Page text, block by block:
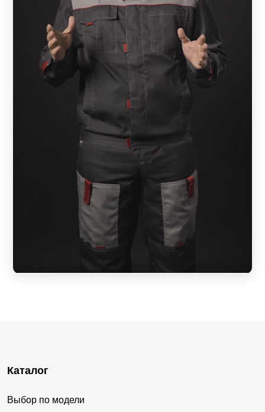
Каталог
Выбор по модели